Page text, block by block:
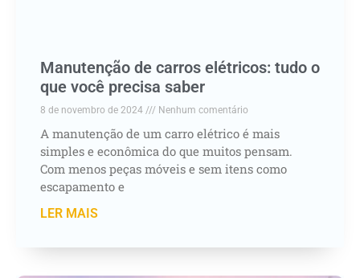
Manutenção de carros elétricos: tudo o
que você precisa saber
8 de novembro de 2024 Nenhum comentário
A manutenção de um carro elétrico é mais
simples e econômica do que muitos pensam.
Com menos peças móveis e sem itens como
escapamento e
LER MAIS